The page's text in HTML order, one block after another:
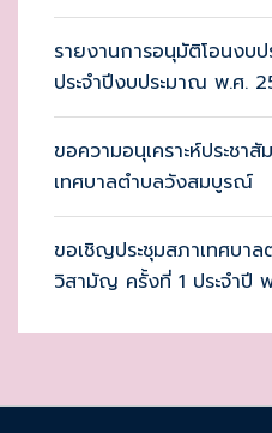
รายงานการอนุมัติโอนงบ
ประจำปีงบประมาณ พ.ศ.
ขอความอนุเคราะห์ประชา
เทศบาลตำบลวังสมบูรณ์
ขอเชิญประชุมสภาเทศบ
วิสามัญ ครั้งที่ 1 ประจำปี